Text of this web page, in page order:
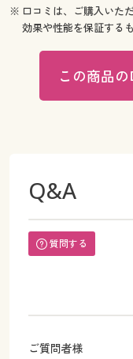
※ 口コミは、ご購入いた
効果や性能を保証する
この商品
Q&A
質問する
ご質問者様